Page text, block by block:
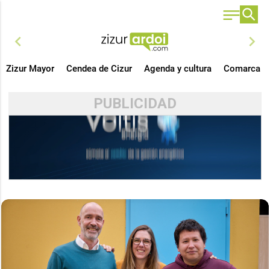
chevron_left chevron_right
Zizur Mayor Cendea de Cizur Agenda y cultura Comarca
PUBLICIDAD